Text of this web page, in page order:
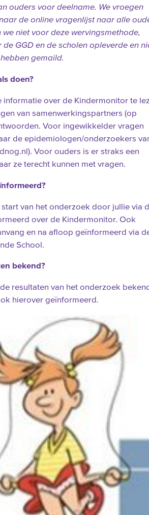
ouders voor deelname. We vroegen
de online vragenlijst naar alle
niet voor deze wervingsmethode,
GGD en de scholen opleverde en
gemaild.
doen?
informatie over de Kindermonitor te
van samenwerkingspartners (op
Voor ingewikkelder vragen
de epidemiologen/onderzoekers
Voor ouders is er straks een
ze terecht kunnen met vragen.
van het onderzoek door jullie via
over de Kindermonitor. Ook
en na afloop geïnformeerd via
School.
bekend?
resultaten van het onderzoek
hierover geïnformeerd.